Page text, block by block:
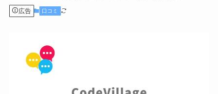
広告 口コミ